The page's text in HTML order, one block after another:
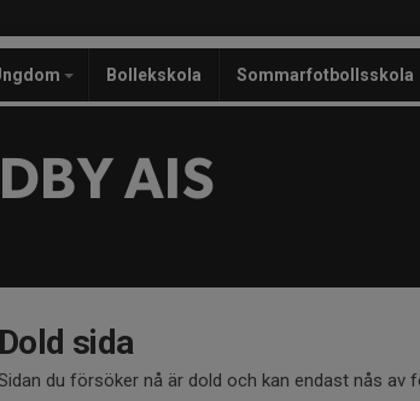
Bollekskola Sommarfotbollsskola
AIS
Dold sida
du försöker nå är dold och kan endast nås av